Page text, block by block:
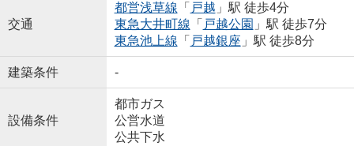
交通
都営浅草線 「 戸越 」駅 徒歩4分
東急大井町線 「 戸越公園 」駅 徒歩7分
東急池上線 「 戸越銀座 」駅 徒歩8分
建築条件 -
設備条件
都市ガス
公営水道
公共下水